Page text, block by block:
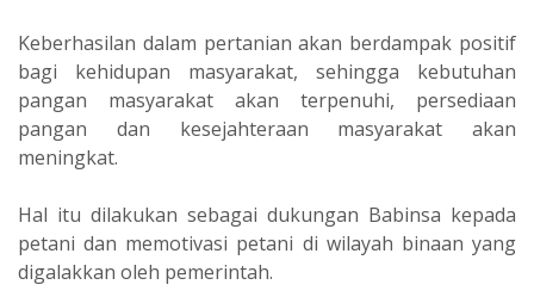
Keberhasilan dalam pertanian akan berdampak positif
bagi kehidupan masyarakat, sehingga kebutuhan
pangan masyarakat akan terpenuhi, persediaan
pangan dan kesejahteraan masyarakat akan
meningkat.
Hal itu dilakukan sebagai dukungan Babinsa kepada
petani dan memotivasi petani di wilayah binaan yang
digalakkan oleh pemerintah.